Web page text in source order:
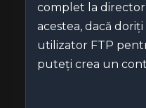
complet la
acestea, dacă
utilizator FTP
puteți crea un